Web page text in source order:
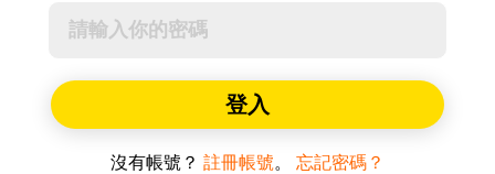
登入
沒有帳號？ 註冊帳號。 忘記密碼？